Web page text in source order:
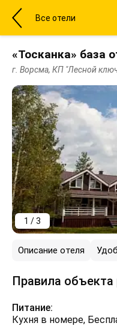
Все отели
«Тосканка» база
г. Ворсма, КП "Лесной
1 / 3
Описание отеля
Правила
Питание:
Кухня в номере,